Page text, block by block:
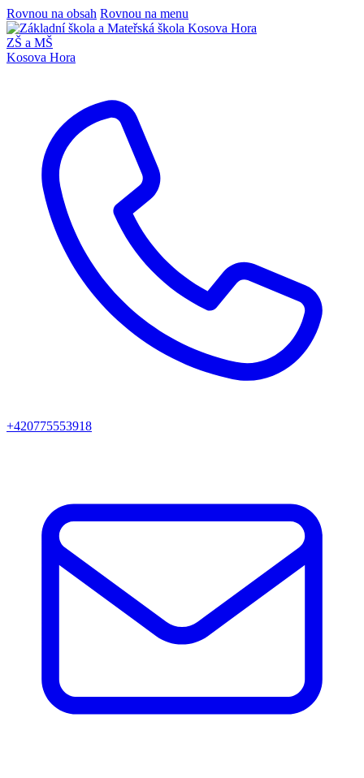
Rovnou na obsah Rovnou na menu
ZŠ a MŠ
Kosova Hora
+420775553918